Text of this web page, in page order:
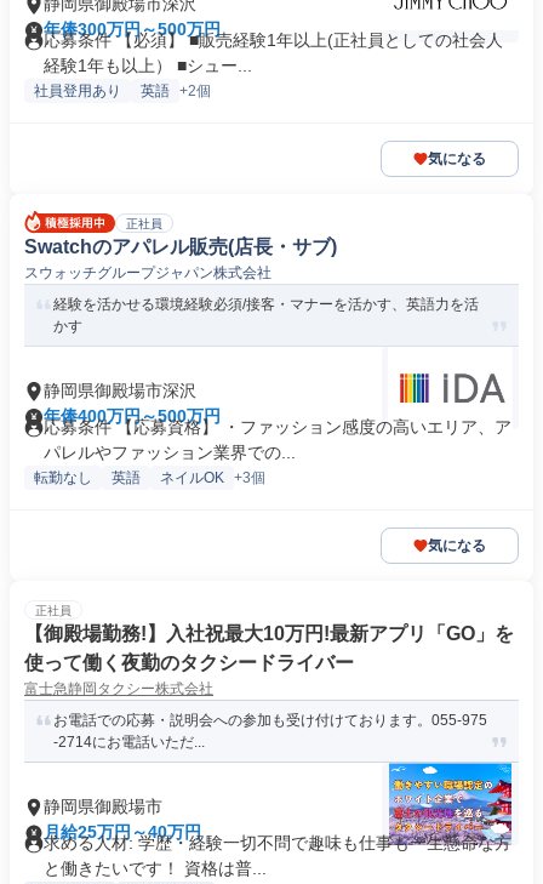
年俸300万円～500万円
応募条件 【必須】 ■販売経験1年以上(正社員としての社会人
経験1年も以上） ■シュー...
社員登用あり 英語 +2個
気になる
正社員
Swatchのアパレル販売(店長・サブ)
スウォッチグループジャパン株式会社
経験を活かせる環境経験必須/接客・マナーを活かす、英語力を活
かす
静岡県御殿場市深沢
年俸400万円～500万円
応募条件 【応募資格】 ・ファッション感度の高いエリア、ア
パレルやファッション業界での...
転勤なし 英語 ネイルOK +3個
気になる
正社員
【御殿場勤務!】入社祝最大10万円!最新アプリ「GO」を
使って働く夜勤のタクシードライバー
富士急静岡タクシー株式会社
お電話での応募・説明会への参加も受け付けております。055-975
-2714にお電話いただ...
静岡県御殿場市
月給25万円～40万円
求める人材: 学歴・経験一切不問で趣味も仕事も一生懸命な方
と働きたいです！ 資格は普...